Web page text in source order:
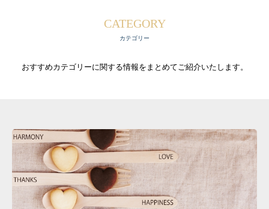
CATEGORY
カテゴリー
おすすめカテゴリーに関する情報をまとめてご紹介いたします。